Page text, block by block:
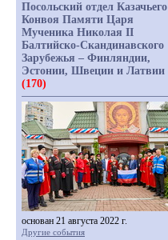
Посольский отдел Казачьего
Конвоя Памяти Царя
Мученика Николая II
Балтийско-Скандинавского
Зарубежья – Финляндии,
Эстонии, Швеции и Латвии
(170)
основан 21 августа 2022 г.
Другие события